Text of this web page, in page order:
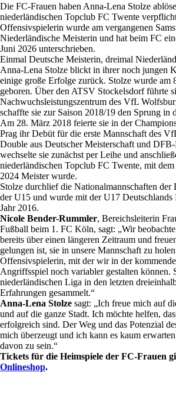
Die FC-Frauen haben Anna-Lena Stolze
niederländischen Topclub FC Twente
Offensivspielerin wurde am vergangenen
Niederländische Meisterin und hat beim FC
Juni 2026 unterschrieben.
Einmal Deutsche Meisterin, dreimal
Anna-Lena Stolze blickt in ihrer noch jungen
einige große Erfolge zurück. Stolze wurde am
geboren. Über den ATSV Stockelsdorf führte
Nachwuchsleistungszentrum des VfL
schaffte sie zur Saison 2018/19 den Sprung in
Am 28. März 2018 feierte sie in der
Prag ihr Debüt für die erste Mannschaft des
Double aus Deutscher Meisterschaft und
wechselte sie zunächst per Leihe und
niederländischen Topclub FC Twente, mit
2024 Meister wurde.
Stolze durchlief die Nationalmannschaften
der U15 und wurde mit der U17 Deutschlands
Jahr 2016.
Nicole Bender-Rummler, Bereichsleiterin
Fußball beim 1. FC Köln, sagt: „Wir
bereits über einen längeren Zeitraum und
gelungen ist, sie in unsere Mannschaft zu
Offensivspielerin, mit der wir in der
Angriffsspiel noch variabler gestalten können.
niederländischen Liga in den letzten
Erfahrungen gesammelt.“
Anna-Lena Stolze sagt: „Ich freue mich auf
und auf die ganze Stadt. Ich möchte helfen,
erfolgreich sind. Der Weg und das Potenzial
mich überzeugt und ich kann es kaum
davon zu sein.“
Tickets für die Heimspiele der FC-Frauen
Onlineshop.